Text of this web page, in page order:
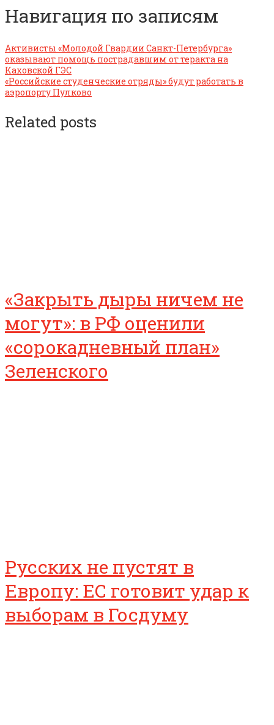
Навигация по записям
Активисты «Молодой Гвардии Санкт-Петербурга»
оказывают помощь пострадавшим от теракта на
Каховской ГЭС
«Российские студенческие отряды» будут работать в
аэропорту Пулково
Related posts
«Закрыть дыры ничем не
могут»: в РФ оценили
«сорокадневный план»
Зеленского
Русских не пустят в
Европу: ЕС готовит удар к
выборам в Госдуму